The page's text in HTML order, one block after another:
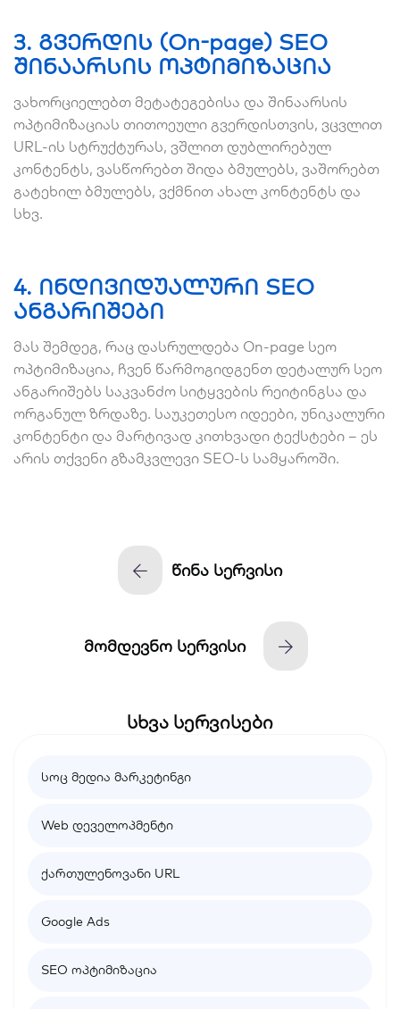
3. გვერდის (On-page) SEO
შინაარსის ოპტიმიზაცია
ვახორციელებთ მეტატეგებისა და შინაარსის
ოპტიმიზაციას თითოეული გვერდისთვის, ვცვლით
URL-ის სტრუქტურას, ვშლით დუბლირებულ
კონტენტს, ვასწორებთ შიდა ბმულებს, ვაშორებთ
გატეხილ ბმულებს, ვქმნით ახალ კონტენტს და
სხვ.
4. ინდივიდუალური SEO
ანგარიშები
მას შემდეგ, რაც დასრულდება On-page სეო
ოპტიმიზაცია, ჩვენ წარმოგიდგენთ დეტალურ სეო
ანგარიშებს საკვანძო სიტყვების რეიტინგსა და
ორგანულ ზრდაზე. საუკეთესო იდეები, უნიკალური
კონტენტი და მარტივად კითხვადი ტექსტები – ეს
არის თქვენი გზამკვლევი SEO-ს სამყაროში.
წინა სერვისი
მომდევნო სერვისი
სხვა სერვისები
სოც მედია მარკეტინგი
Web დეველოპმენტი
ქართულენოვანი URL
Google Ads
SEO ოპტიმიზაცია